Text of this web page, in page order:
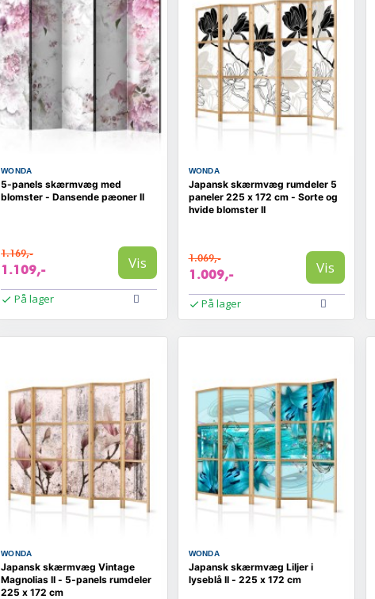
WONDA
5-panels skærmvæg med
blomster - Dansende pæoner II
1.169,-
1.109,- Vis
På lager
WONDA
Japansk skærmvæg rumdeler 5
paneler 225 x 172 cm - Sorte og
hvide blomster II
1.069,-
1.009,- Vis
På lager
WONDA
Japansk skærmvæg Vintage
Magnolias II - 5-panels rumdeler
225 x 172 cm
WONDA
Japansk skærmvæg Liljer i
lyseblå II - 225 x 172 cm